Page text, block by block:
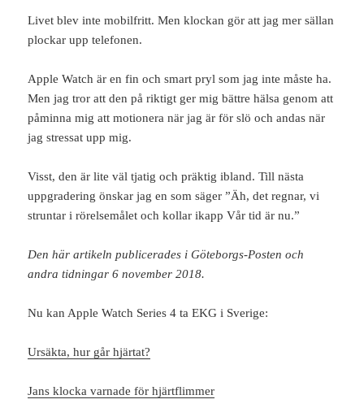
Livet blev inte mobilfritt. Men klockan gör att jag mer sällan
plockar upp telefonen.
Apple Watch är en fin och smart pryl som jag inte måste ha.
Men jag tror att den på riktigt ger mig bättre hälsa genom att
påminna mig att motionera när jag är för slö och andas när
jag stressat upp mig.
Visst, den är lite väl tjatig och präktig ibland. Till nästa
uppgradering önskar jag en som säger ”Äh, det regnar, vi
struntar i rörelsemålet och kollar ikapp Vår tid är nu.”
Den här artikeln publicerades i Göteborgs-Posten och
andra tidningar 6 november 2018.
Nu kan Apple Watch Series 4 ta EKG i Sverige:
Ursäkta, hur går hjärtat?
Jans klocka varnade för hjärtflimmer